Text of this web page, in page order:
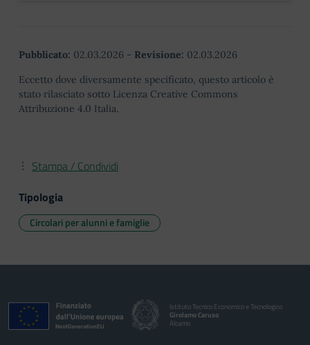
Pubblicato: 02.03.2026 - Revisione: 02.03.2026
Eccetto dove diversamente specificato, questo articolo è
stato rilasciato sotto Licenza Creative Commons
Attribuzione 4.0 Italia.
Stampa / Condividi
Tipologia
Circolari per alunni e famiglie
Istituto Tecnico Economico e Tecnologico
Girolamo Caruso
Alcamo